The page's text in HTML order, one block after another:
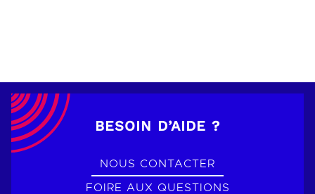
BESOIN D’AIDE ?
NOUS CONTACTER
FOIRE AUX QUESTIONS